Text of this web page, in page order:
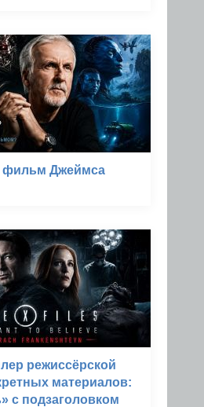
Джеймса
режиссёрской
материалов:
с подзаголовком